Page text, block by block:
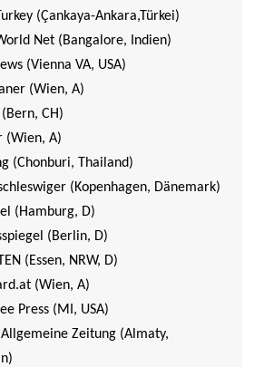
(Çankaya-Ankara,Türkei)
Net (Bangalore, Indien)
(Vienna VA, USA)
(Wien, A)
CH)
(Wien, A)
(Chonburi, Thailand)
(Kopenhagen, Dänemark)
(Hamburg, D)
(Berlin, D)
(Essen, NRW, D)
(Wien, A)
Press (MI, USA)
Allgemeine Zeitung (Almaty,